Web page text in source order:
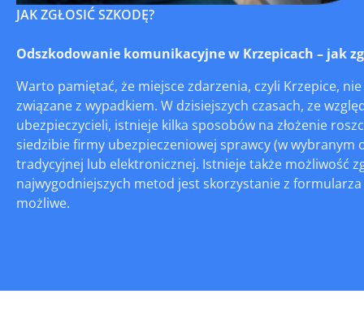
JAK ZGŁOSIĆ SZKODĘ?
Odszkodowanie komunikacyjne w Krzepicach – jak
Warto pamiętać, że miejsce zdarzenia, czyli Krzepice,
związane z wypadkiem. W dzisiejszych czasach, ze
ubezpieczycieli, istnieje kilka sposobów na złożenie
siedzibie firmy ubezpieczeniowej sprawcy (w
tradycyjnej lub elektronicznej. Istnieje także możliwość
najwygodniejszych metod jest skorzystanie z
możliwe.